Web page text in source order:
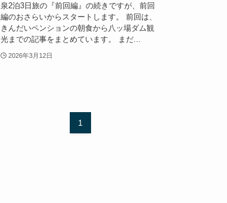
泉2泊3日旅の『前回編』の続きですが、前回
編のおさらいからスタートします。 前回は、
きんだいペンションの朝食から八ッ場ダム観
光までの記事をまとめています。 まだ...
2026年3月12日
1